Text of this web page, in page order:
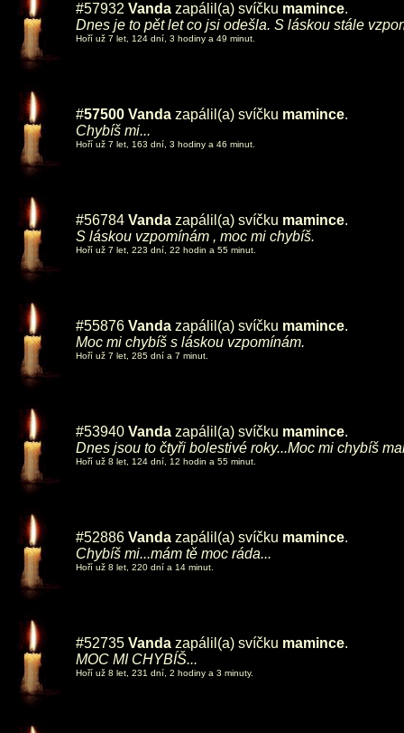
#57932 Vanda zapálil(a) svíčku mamince.
Dnes je to pět let co jsi odešla. S láskou stále
Hoří už 7 let, 124 dní, 3 hodiny a 49 minut.
#57500 Vanda zapálil(a) svíčku mamince.
Chybíš mi...
Hoří už 7 let, 163 dní, 3 hodiny a 46 minut.
#56784 Vanda zapálil(a) svíčku mamince.
S láskou vzpomínám , moc mi chybíš.
Hoří už 7 let, 223 dní, 22 hodin a 55 minut.
#55876 Vanda zapálil(a) svíčku mamince.
Moc mi chybíš s láskou vzpomínám.
Hoří už 7 let, 285 dní a 7 minut.
#53940 Vanda zapálil(a) svíčku mamince.
Dnes jsou to čtyři bolestivé roky...Moc mi chybíš
Hoří už 8 let, 124 dní, 12 hodin a 55 minut.
#52886 Vanda zapálil(a) svíčku mamince.
Chybíš mi...mám tě moc ráda...
Hoří už 8 let, 220 dní a 14 minut.
#52735 Vanda zapálil(a) svíčku mamince.
MOC MI CHYBÍŠ...
Hoří už 8 let, 231 dní, 2 hodiny a 3 minuty.